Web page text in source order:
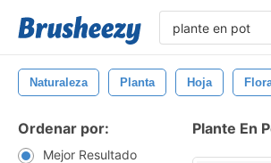
Naturaleza Planta Hoja
Ordenar por:
Mejor Resultado
Plante En